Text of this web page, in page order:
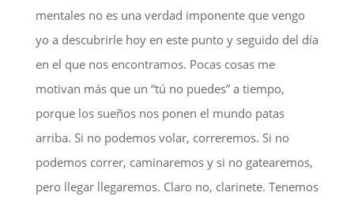
mentales no es una verdad imponente que vengo
yo a descubrirle hoy en este punto y seguido del día
en el que nos encontramos. Pocas cosas me
motivan más que un “tú no puedes” a tiempo,
porque los sueños nos ponen el mundo patas
arriba. Si no podemos volar, correremos. Si no
podemos correr, caminaremos y si no gatearemos,
pero llegar llegaremos. Claro no, clarinete. Tenemos